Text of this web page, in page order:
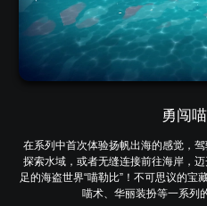
勇闯
在系列中首次体验扬帆出海的感觉，
探索水域，或者无缝连接前往海岸，
足的海盗世界“喵勒比”！不可思议的宝
喵术、华丽装扮等一系列